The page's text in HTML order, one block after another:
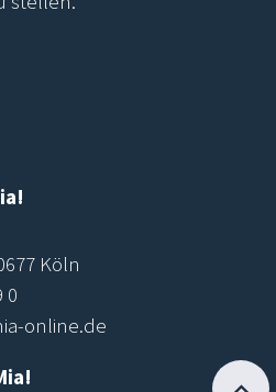
Köln
0
online.de